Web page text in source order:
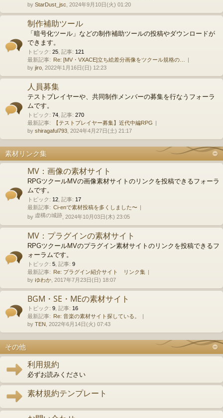
by StarDust_jsc , 2024年9月10日(火) 01:20
制作補助ツール
「暗号化ツール」などの制作補助ツールの投稿やダウンロードが
できます。
トピック : 25 記事: 121
最新記事: Re: [MV・VXACE]立ち絵差分画像をツクール規格の…
by jiro , 2022年1月16日(日) 12:23
人員募集
テストプレイヤーや、共同制作メンバーの募集を行なうフォーラ
ムです。
トピック : 74 記事: 270
最新記事:
【テストプレイヤー募集】近代中編RPG
by shiragaful793 , 2024年4月27日(土) 21:17
素材リンク集
MV：画像の素材サイト
RPGツクールMVの画像素材サイトのリンクを投稿できるフォーラ
ムです。
トピック : 12 記事: 17
最新記事: Ci-enで素材投稿を多くしました〜
by 虚構の城跡 , 2024年10月03日(木) 23:05
MV：プラグインの素材サイト
RPGツクールMVのプラグイン素材サイトのリンクを投稿できるフ
ォーラムです。
トピック : 5 記事: 9
最新記事: Re: プラグイン紹介サイト リンク集
by ゆわか , 2017年7月23日(日) 18:07
BGM・SE・MEの素材サイト
トピック : 9 記事: 16
最新記事: Re: 音楽の素材サイト探している。
by TEN , 2022年6月14日(火) 07:43
その他
利用規約
必ずお読みください
素材規約テンプレート